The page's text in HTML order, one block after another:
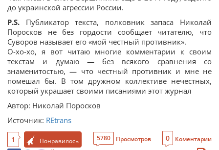
до украинской агрессии России.
P.S. Публикатор текста, полковник запаса Николай
Поросков не без гордости сообщает читателю, что
Суворов называет его «мой честный противник».
О-хо-хо, я вот читаю многие комментарии к своим
текстам и думаю — без всякого сравнения со
знаменитостью, — что честный противник и мне не
помешал бы. В том дружном коллективе нечестных,
который украшает своими писаниями этот журнал
Автор: Николай Поросков
Источник: REtrans
1 Понравилось 5780 Просмотров 0 Коментарии